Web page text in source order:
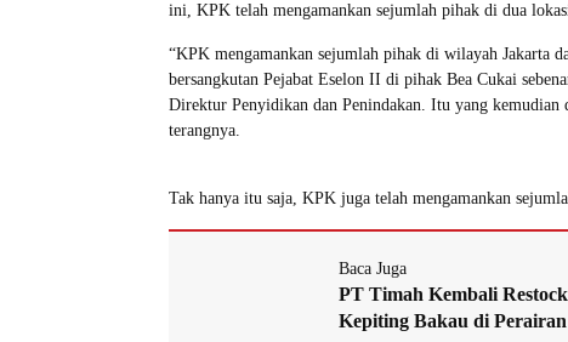
ini, KPK telah mengamankan sejumlah pihak di dua
“KPK mengamankan sejumlah pihak di wilayah Jakarta
bersangkutan Pejabat Eselon II di pihak Bea Cukai
Direktur Penyidikan dan Penindakan. Itu yang
terangnya.
Tak hanya itu saja, KPK juga telah mengamankan
Baca Juga
PT Timah Kembali
Kepiting Bakau di